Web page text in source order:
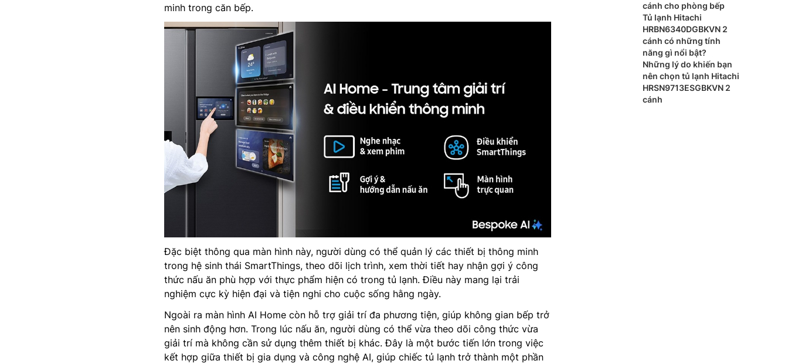
minh trong căn bếp.
Đặc biệt thông qua màn hình này, người dùng có thể quản lý các thiết bị thông minh
trong hệ sinh thái SmartThings, theo dõi lịch trình, xem thời tiết hay nhận gợi ý công
thức nấu ăn phù hợp với thực phẩm hiện có trong tủ lạnh. Điều này mang lại trải
nghiệm cực kỳ hiện đại và tiện nghi cho cuộc sống hằng ngày.
Ngoài ra màn hình AI Home còn hỗ trợ giải trí đa phương tiện, giúp không gian bếp trở
nên sinh động hơn. Trong lúc nấu ăn, người dùng có thể vừa theo dõi công thức vừa
giải trí mà không cần sử dụng thêm thiết bị khác. Đây là một bước tiến lớn trong việc
kết hợp giữa thiết bị gia dụng và công nghệ AI, giúp chiếc tủ lạnh trở thành một phần
cánh cho phòng bếp
Tủ lạnh Hitachi
HRBN6340DGBKVN 2
cánh có những tính
năng gì nổi bật?
Những lý do khiến bạn
nên chọn tủ lạnh Hitachi
HRSN9713ESGBKVN 2
cánh